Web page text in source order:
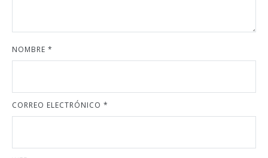
NOMBRE *
CORREO ELECTRÓNICO *